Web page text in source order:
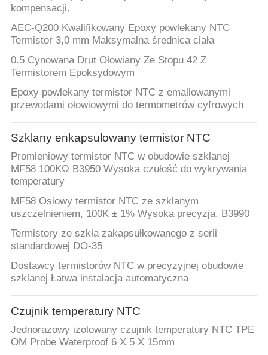
NAMI
AKTUALNOŚCI
POPROSIĆ
O
WYCENĘ
VR
SITEMAP
PRIVACY
POLICY
kompensacji.
AEC-Q200 Kwalifikowany Epoxy powlekany NTC
Termistor 3,0 mm Maksymalna średnica ciała
0.5 Cynowana Drut Ołowiany Ze Stopu 42 Z
Termistorem Epoksydowym
Epoxy powlekany termistor NTC z emaliowanymi
przewodami ołowiowymi do termometrów cyfrowych
Szklany enkapsulowany termistor NTC
Promieniowy termistor NTC w obudowie szklanej
MF58 100KΩ B3950 Wysoka czułość do wykrywania
temperatury
MF58 Osiowy termistor NTC ze szklanym
uszczelnieniem, 100K ± 1% Wysoka precyzja, B3990
Termistory ze szkła zakapsułkowanego z serii
standardowej DO-35
Dostawcy termistorów NTC w precyzyjnej obudowie
szklanej Łatwa instalacja automatyczna
Czujnik temperatury NTC
Jednorazowy izolowany czujnik temperatury NTC TPE
OM Probe Waterproof 6 X 5 X 15mm